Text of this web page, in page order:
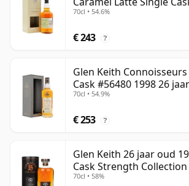
oud
70cl • 54.6%
€ 243 ?
Glen Keith
Cask #56480 1998 26
70cl • 54.9%
€ 253 ?
Glen Keith 26 jaar oud
Cask Strength Collection
70cl • 58%